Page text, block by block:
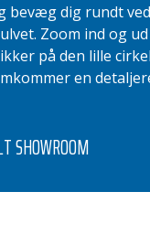
bevæg dig rundt
Zoom ind og
på den lille
en
SHOWROOM